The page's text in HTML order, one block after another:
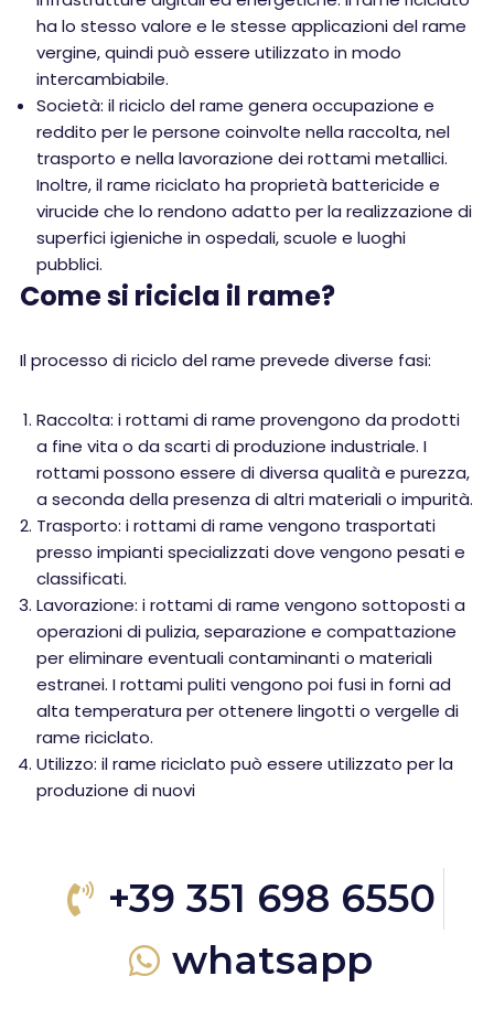
ha lo stesso valore e le stesse applicazioni del rame
vergine, quindi può essere utilizzato in modo
intercambiabile.
Società: il riciclo del rame genera occupazione e
reddito per le persone coinvolte nella raccolta, nel
trasporto e nella lavorazione dei rottami metallici.
Inoltre, il rame riciclato ha proprietà battericide e
virucide che lo rendono adatto per la realizzazione di
superfici igieniche in ospedali, scuole e luoghi
pubblici.
Come si ricicla il rame?
Il processo di riciclo del rame prevede diverse fasi:
Raccolta: i rottami di rame provengono da prodotti
a fine vita o da scarti di produzione industriale. I
rottami possono essere di diversa qualità e purezza,
a seconda della presenza di altri materiali o impurità.
Trasporto: i rottami di rame vengono trasportati
presso impianti specializzati dove vengono pesati e
classificati.
Lavorazione: i rottami di rame vengono sottoposti a
operazioni di pulizia, separazione e compattazione
per eliminare eventuali contaminanti o materiali
estranei. I rottami puliti vengono poi fusi in forni ad
alta temperatura per ottenere lingotti o vergelle di
rame riciclato.
Utilizzo: il rame riciclato può essere utilizzato per la
produzione di nuovi
+39 351 698 6550
whatsapp